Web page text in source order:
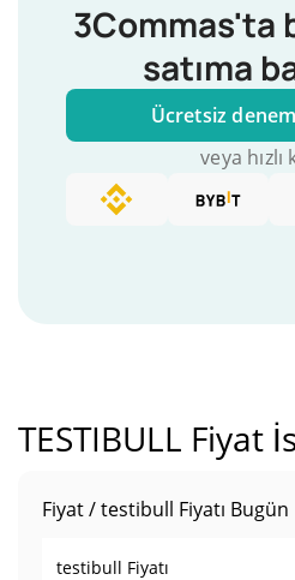
3Commas'ta
satıma
Ücretsiz
veya hızlı
TESTIBULL Fiyat
Fiyat / testibull Fiyatı Bugün
testibull Fiyatı